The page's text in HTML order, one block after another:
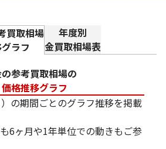
買取相場
ラフ
年度別
金買取相場表
参考買取相場の
価格推移グラフ
の期間ごとのグラフ推移を掲載
6ヶ月や1年単位での動きもご参